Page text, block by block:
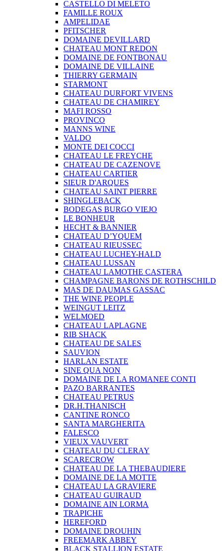
CASTELLO DI MELETO
FAMILLE ROUX
AMPELIDAE
PFITSCHER
DOMAINE DEVILLARD
CHATEAU MONT REDON
DOMAINE DE FONTBONAU
DOMAINE DE VILLAINE
THIERRY GERMAIN
STARMONT
CHATEAU DURFORT VIVENS
CHATEAU DE CHAMIREY
MAFI ROSSO
PROVINCO
MANNS WINE
VALDO
MONTE DEI COCCI
CHATEAU LE FREYCHE
CHATEAU DE CAZENOVE
CHATEAU CARTIER
SIEUR D'ARQUES
CHATEAU SAINT PIERRE
SHINGLEBACK
BODEGAS BURGO VIEJO
LE BONHEUR
HECHT & BANNIER
CHATEAU D’YQUEM
CHATEAU RIEUSSEC
CHATEAU LUCHEY-HALD
CHATEAU LUSSAN
CHATEAU LAMOTHE CASTERA
CHAMPAGNE BARONS DE ROTHSCHILD
MAS DE DAUMAS GASSAC
THE WINE PEOPLE
WEINGUT LEITZ
WELMOED
CHATEAU LAPLAGNE
RIB SHACK
CHATEAU DE SALES
SAUVION
HARLAN ESTATE
SINE QUA NON
DOMAINE DE LA ROMANEE CONTI
PAZO BARRANTES
CHATEAU PETRUS
DR.H.THANISCH
CANTINE RONCO
SANTA MARGHERITA
FALESCO
VIEUX VAUVERT
CHATEAU DU CLERAY
SCARECROW
CHATEAU DE LA THEBAUDIERE
DOMAINE DE LA MOTTE
CHATEAU LA GRAVIERE
CHATEAU GUIRAUD
DOMAINE AIN LORMA
TRAPICHE
HEREFORD
DOMAINE DROUHIN
FREEMARK ABBEY
BLACK STALLION ESTATE